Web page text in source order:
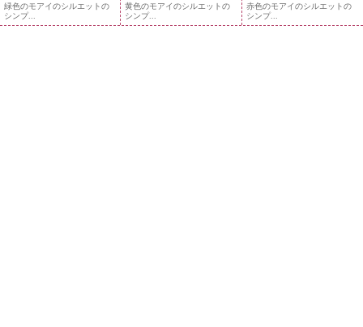
緑色のモアイのシルエットの
シンプ...
黄色のモアイのシルエットの
シンプ...
赤色のモアイのシルエットの
シンプ...